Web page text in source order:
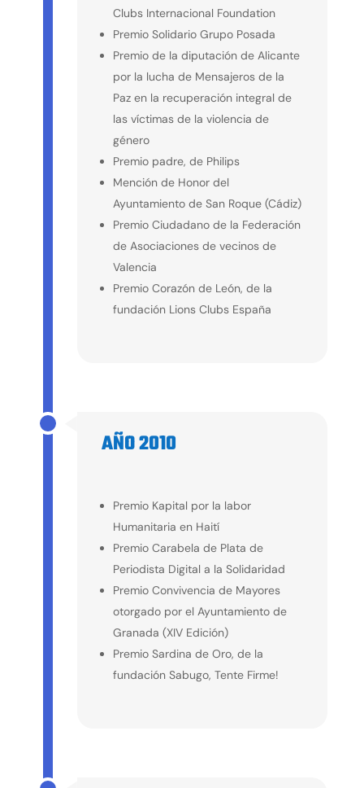
Clubs Internacional Foundation
Premio Solidario Grupo Posada
Premio de la diputación de Alicante
por la lucha de Mensajeros de la
Paz en la recuperación integral de
las víctimas de la violencia de
género
Premio padre, de Philips
Mención de Honor del
Ayuntamiento de San Roque (Cádiz)
Premio Ciudadano de la Federación
de Asociaciones de vecinos de
Valencia
Premio Corazón de León, de la
fundación Lions Clubs España
AÑO 2010
Premio Kapital por la labor
Humanitaria en Haití
Premio Carabela de Plata de
Periodista Digital a la Solidaridad
Premio Convivencia de Mayores
otorgado por el Ayuntamiento de
Granada (XIV Edición)
Premio Sardina de Oro, de la
fundación Sabugo, Tente Firme!